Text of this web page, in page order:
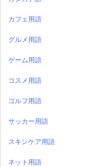
カフェ用語
グルメ用語
ゲーム用語
コスメ用語
ゴルフ用語
サッカー用語
スキンケア用語
ネット用語